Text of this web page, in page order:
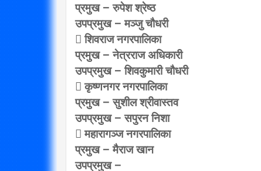
प्रमुख – रुपेश श्रेष्ठ
उपप्रमुख – मञ्जु चौधरी
 शिवराज नगरपालिका
प्रमुख – नेत्रराज अधिकारी
उपप्रमुख – शिवकुमारी चौधरी
 कृष्णनगर नगरपालिका
प्रमुख – सुशील श्रीवास्तव
उपप्रमुख – सपुरन निशा
 महारागञ्ज नगरपालिका
प्रमुख – मैराज खान
उपप्रमुख –